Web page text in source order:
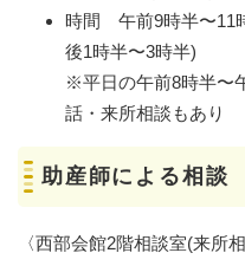
時間 午前9時半〜11
後1時半〜3時半)
※平日の午前8時半〜
話・来所相談もあり
助産師による相談
〈西部会館2階相談室(来所相